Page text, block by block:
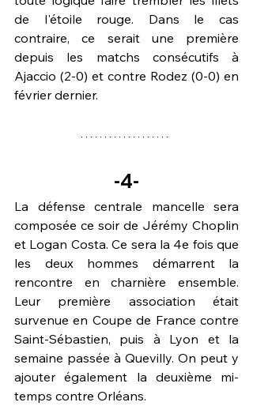
de l'étoile rouge. Dans le cas
contraire, ce serait une première
depuis les matchs consécutifs à
Ajaccio (2-0) et contre Rodez (0-0) en
février dernier.
-4-
La défense centrale mancelle sera
composée ce soir de Jérémy Choplin
et Logan Costa. Ce sera la 4e fois que
les deux hommes démarrent la
rencontre en charnière ensemble.
Leur première association était
survenue en Coupe de France contre
Saint-Sébastien, puis à Lyon et la
semaine passée à Quevilly. On peut y
ajouter également la deuxième mi-
temps contre Orléans.